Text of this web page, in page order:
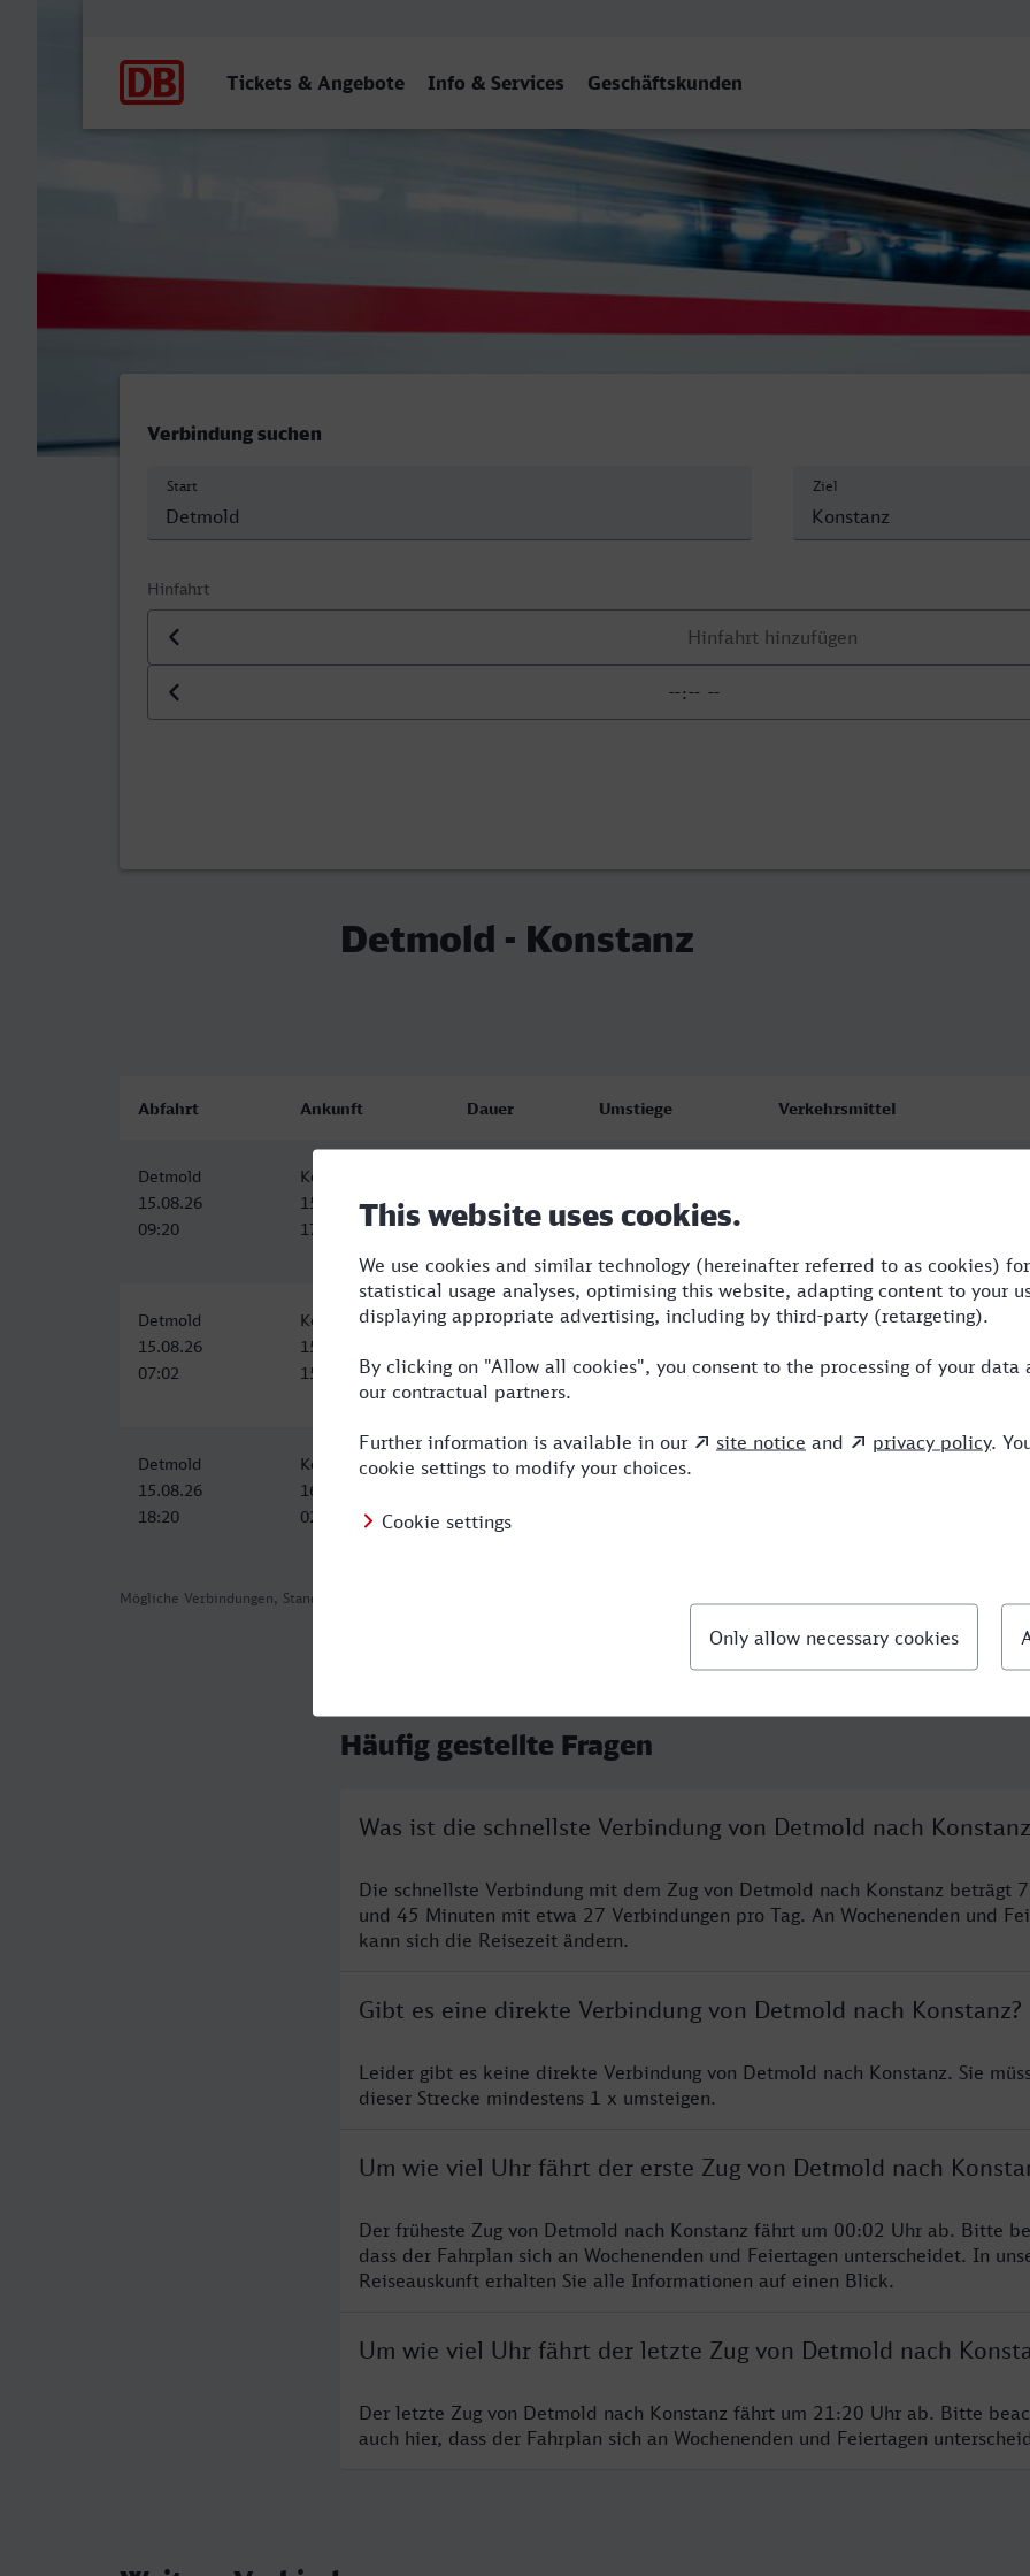
Tickets & Angebote Info & Services Geschäftskunden
Verbindung suchen
Start Ziel
Hinfahrt
Datum der Hinfahrt
Uhrzeit der Hinfahrt
Detmold - Konstanz
Mögliche Verbindungen, Stand: 2026-08-01 06:29
Abfahrt Ankunft Dauer Umstiege Verkehrsmittel
Detmold
15.08.26
09:20
Konstanz
15.08.26
17:05
Detmold
15.08.26
07:02
Konstanz
15.08.26
15:16
8:14 3 RE,ERB,NX,ICE
Detmold
15.08.26
18:20
Konstanz
16.08.26
02:08
7:48 4
Häufig gestellte Fragen
Was ist die schnellste Verbindung von Detmold nach
Die schnellste Verbindung mit dem Zug von Detmold nach Konstanz beträgt
und 45 Minuten mit etwa 27 Verbindungen pro Tag. An Wochenenden und
kann sich die Reisezeit ändern.
Gibt es eine direkte Verbindung von Detmold nach Konstanz?
Leider gibt es keine direkte Verbindung von Detmold nach Konstanz. Sie
dieser Strecke mindestens 1 x umsteigen.
Um wie viel Uhr fährt der erste Zug von Detmold nach
Der früheste Zug von Detmold nach Konstanz fährt um 00:02 Uhr ab. Bitte
dass der Fahrplan sich an Wochenenden und Feiertagen unterscheidet. In
Reiseauskunft erhalten Sie alle Informationen auf einen Blick.
Um wie viel Uhr fährt der letzte Zug von Detmold nach
Der letzte Zug von Detmold nach Konstanz fährt um 21:20 Uhr ab. Bitte
auch hier, dass der Fahrplan sich an Wochenenden und Feiertagen